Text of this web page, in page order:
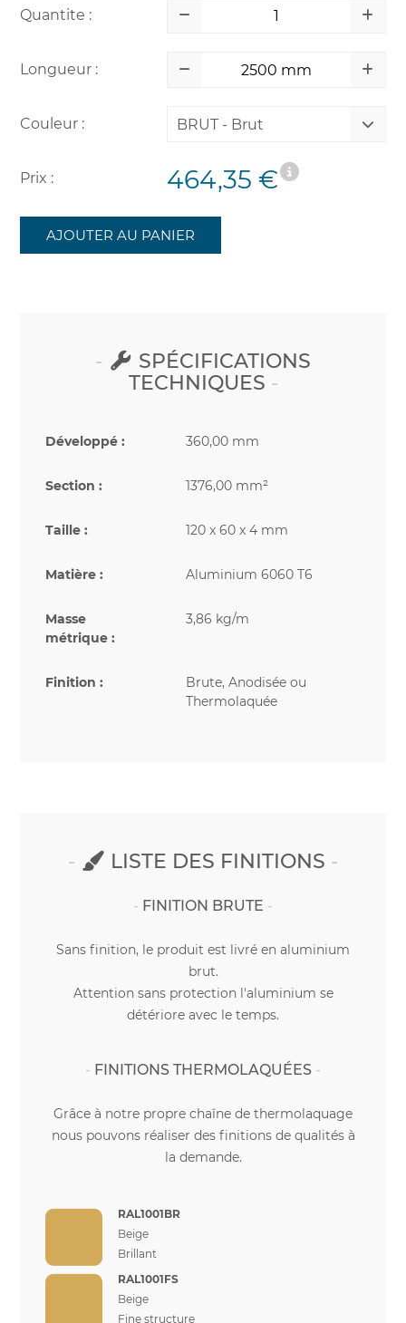
Quantite :
Longueur :
Couleur : BRUT - Brut
Prix : 464,35 €
AJOUTER AU PANIER
SPÉCIFICATIONS
TECHNIQUES
Développé : 360,00 mm
Section : 1376,00 mm²
Taille : 120 x 60 x 4 mm
Matière : Aluminium 6060 T6
Masse
métrique :
3,86 kg/m
Finition :
Brute, Anodisée ou
Thermolaquée
LISTE DES FINITIONS
FINITION BRUTE
Sans finition, le produit est livré en aluminium
brut.
Attention sans protection l'aluminium se
détériore avec le temps.
FINITIONS THERMOLAQUÉES
Grâce à notre propre chaîne de thermolaquage
nous pouvons réaliser des finitions de qualités à
la demande.
RAL1001BR
Beige
Brillant
RAL1001FS
Beige
Fine structure